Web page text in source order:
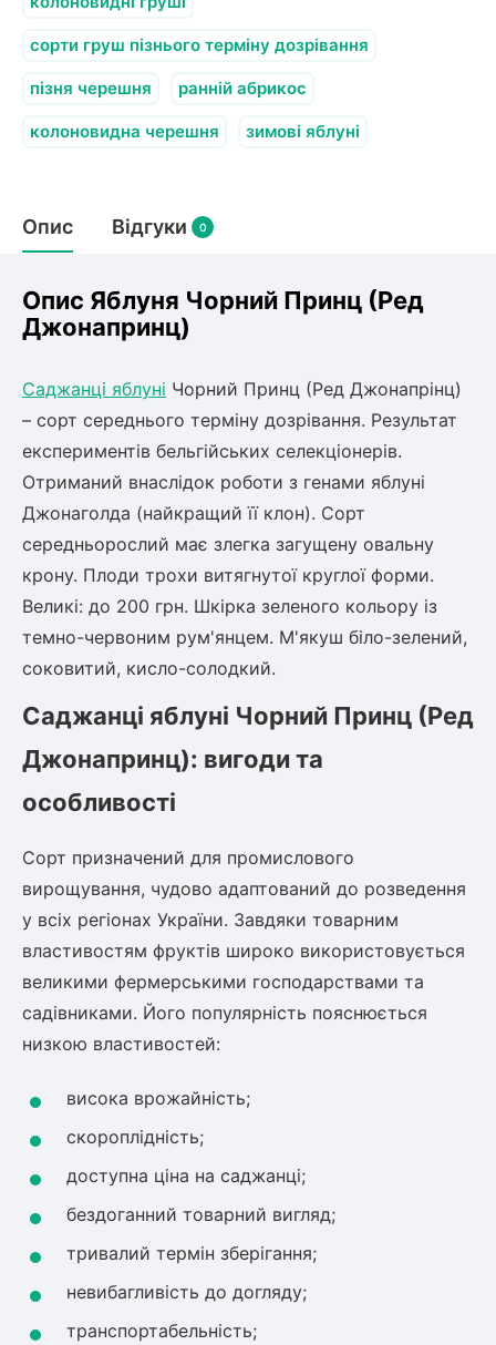
Оливкове Дерево
Мирт
Інжирний персик
Нектарин
Алича
Хурма
Шовковиця
Абрикос
Обліпиха
Кизил
Диплоидная слива
Азіатська груша
Смородина
Агрус
Актинідія
Ірга
Платан
Тамарикс
Вейгела
Пухироплідник
Спірея
Азалія
Штамбові троянди
Бузок
Жасмин (Чубушник)
Будлея
Лавровишня
Кизильник
Бобовник (Жерновець)
Піраканта
Бузина
Багаторічні рослини
Молодило (Кам'яні троянди)
М'ята
Лаванда
Пряні трави
Очиток (седум)
Вівсяниця
Барвінок
Чемерник (морозник)
Рослини що в'ються
Жимолость декоративна
Плющ
Кріплення агроволокна (агротканини)
Сітка затіняюча
Садова техніка
Рубальні машини
Картоплекопалки
Навантажувачі
сорти груш пізнього терміну дозрівання
пізня черешня ранній абрикос
колоновидна черешня зимові яблуні
Опис Відгуки 0
Опис Яблуня Чорний Принц (Ред
Джонапринц)
Саджанці яблуні Чорний Принц (Ред Джонапрінц)
– сорт середнього терміну дозрівання. Результат
експериментів бельгійських селекціонерів.
Отриманий внаслідок роботи з генами яблуні
Джонаголда (найкращий її клон). Сорт
середньорослий має злегка загущену овальну
крону. Плоди трохи витягнутої круглої форми.
Великі: до 200 грн. Шкірка зеленого кольору із
темно-червоним рум'янцем. М'якуш біло-зелений,
соковитий, кисло-солодкий.
Саджанці яблуні Чорний Принц (Ред
Джонапринц): вигоди та
особливості
Сорт призначений для промислового
вирощування, чудово адаптований до розведення
у всіх регіонах України. Завдяки товарним
властивостям фруктів широко використовується
великими фермерськими господарствами та
садівниками. Його популярність пояснюється
низкою властивостей:
висока врожайність;
скороплідність;
доступна ціна на саджанці;
бездоганний товарний вигляд;
тривалий термін зберігання;
невибагливість до догляду;
транспортабельність;